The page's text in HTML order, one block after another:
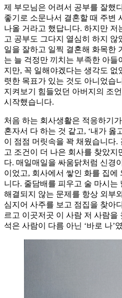
제 부모님은 어려서 공부를 잘했
좋기로 소문나서 결혼할 때 주변
나올 거라고 했답니다. 하지만 저
고 공부도 그다지 열심히 하지
일을 잘하고 일찍 결혼해 화목한
는 늘 걱정만 끼치는 부족한 아들
지만, 꼭 일해야겠다는 생각도 없
렷한 목표가 있는 것도 아니었습
지켜보기 힘들었던 아버지의 조
시작했습니다.
처음 하는 회사생활은 적응하기
혼자서 다 하는 것 같고, ‘내가 옳
이 점점 머릿속을 꽉 채웠습니다.
고 조건이 더 나은 회사를 찾았지
다. 매일매일을 싸움닭처럼 신경
이었고, 회사에서 쌓인 화를 집에
니다. 줄담배를 피우고 술 마시는
해결되지 않는 문제를 항상 외부
심지어 사주를 보고 점집을 찾아
르고 이곳저곳 이 사람 저 사람을
석은 사람이 다름 아닌 ‘바로 나’